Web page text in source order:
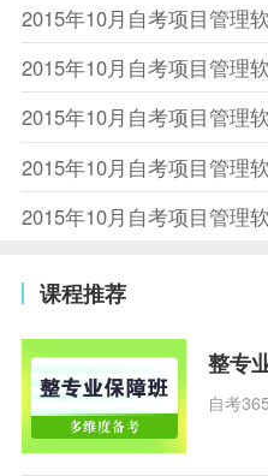
2015年10月自考项目管理
2015年10月自考项目管理
2015年10月自考项目管理
2015年10月自考项目管理
2015年10月自考项目管理
课程推荐
整专
自考